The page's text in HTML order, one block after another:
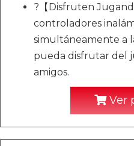
?【Disfruten
controladores
simultáneamente a
pueda disfrutar del
amigos.
Ver